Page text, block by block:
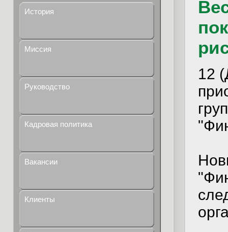
История
Миссия
Руководство
Кадровая политика
Вакансии
Клиенты
12